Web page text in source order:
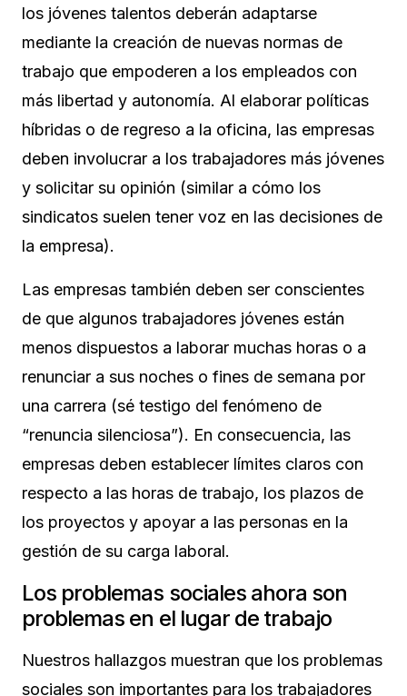
los jóvenes talentos deberán adaptarse
mediante la creación de nuevas normas de
trabajo que empoderen a los empleados con
más libertad y autonomía. Al elaborar políticas
híbridas o de regreso a la oficina, las empresas
deben involucrar a los trabajadores más jóvenes
y solicitar su opinión (similar a cómo los
sindicatos suelen tener voz en las decisiones de
la empresa).
Las empresas también deben ser conscientes
de que algunos trabajadores jóvenes están
menos dispuestos a laborar muchas horas o a
renunciar a sus noches o fines de semana por
una carrera (sé testigo del fenómeno de
“renuncia silenciosa”). En consecuencia, las
empresas deben establecer límites claros con
respecto a las horas de trabajo, los plazos de
los proyectos y apoyar a las personas en la
gestión de su carga laboral.
Los problemas sociales ahora son
problemas en el lugar de trabajo
Nuestros hallazgos muestran que los problemas
sociales son importantes para los trabajadores